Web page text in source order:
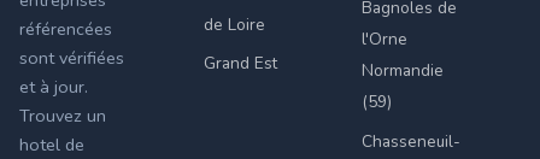
référencées
sont vérifiées
et à jour.
Trouvez un
hotel de
de Loire
Grand Est
Bagnoles de
l'Orne
Normandie
(59)
Chasseneuil-